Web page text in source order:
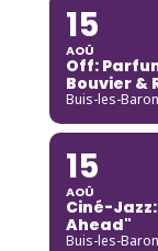
15
AOÛ
Off:
Bouvier &
Buis-les-
15
AOÛ
Ciné-
Ahead"
Buis-les-